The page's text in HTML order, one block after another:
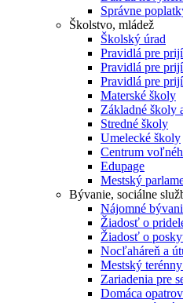
Správne
Školstvo, mládež
Školský úrad
Pravidlá pre
Pravidlá pre
Pravidlá pre
Materské školy
Základné školy
Stredné školy
Umelecké školy
Centrum
Edupage
Mestský
Bývanie, sociálne
Nájomné
Žiadosť o
Žiadosť o
Nocľaháreň a
Mestský
Zariadenia pre
Domáca